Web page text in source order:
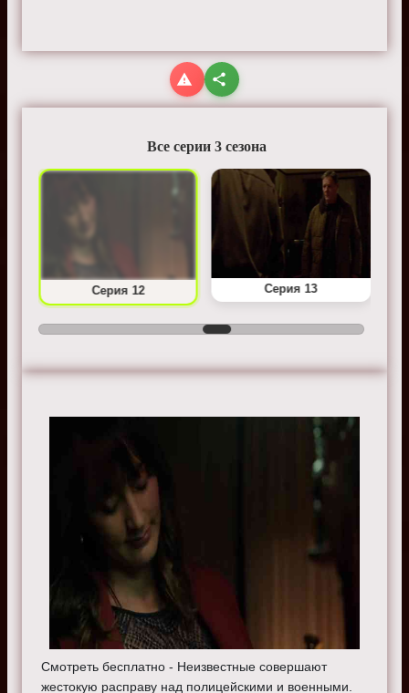
Все серии 3 сезона
Серия 12 Серия 13
Смотреть бесплатно - Неизвестные совершают
жестокую расправу над полицейскими и военными.